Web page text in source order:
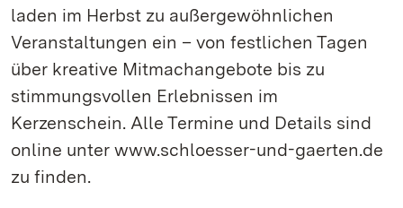
laden im Herbst zu außergewöhnlichen
Veranstaltungen ein – von festlichen Tagen
über kreative Mitmachangebote bis zu
stimmungsvollen Erlebnissen im
Kerzenschein. Alle Termine und Details sind
online unter www.schloesser-und-gaerten.de
zu finden.